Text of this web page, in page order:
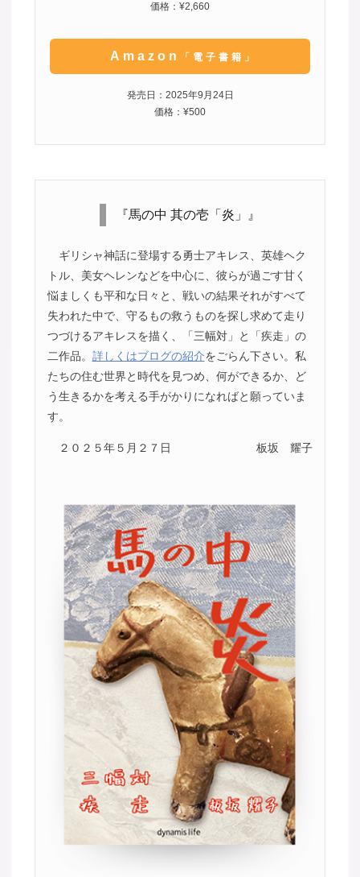
価格：¥2,660
Amazon 「電子書籍」
発売日：2025年9月24日
価格：¥500
『馬の中 其の壱「炎」』
ギリシャ神話に登場する勇士アキレス、英雄ヘク
トル、美女ヘレンなどを中心に、彼らが過ごす甘く
悩ましくも平和な日々と、戦いの結果それがすべて
失われた中で、守るもの救うものを探し求めて走り
つづけるアキレスを描く、「三幅対」と「疾走」の
二作品。 詳しくはブログの紹介をごらん下さい。私
たちの住む世界と時代を見つめ、何ができるか、ど
う生きるかを考える手がかりになればと願っていま
す。
２０２５年５月２７日 板坂 耀子